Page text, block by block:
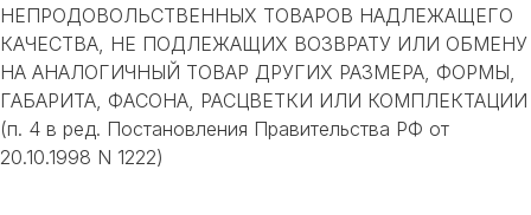
НЕПРОДОВОЛЬСТВЕННЫХ ТОВАРОВ НАДЛЕЖАЩЕГО
КАЧЕСТВА, НЕ ПОДЛЕЖАЩИХ ВОЗВРАТУ ИЛИ ОБМЕНУ
НА АНАЛОГИЧНЫЙ ТОВАР ДРУГИХ РАЗМЕРА, ФОРМЫ,
ГАБАРИТА, ФАСОНА, РАСЦВЕТКИ ИЛИ КОМПЛЕКТАЦИИ
(п. 4 в ред. Постановления Правительства РФ от
20.10.1998 N 1222)
НЕ НАШЛИ НУЖНОЕ